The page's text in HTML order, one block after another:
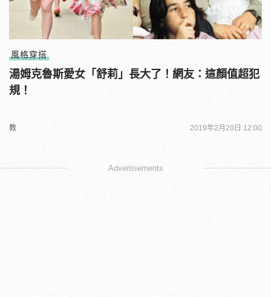
風格穿搭
湯姆克魯斯愛女「舒莉」長大了！網友：這顏值超犯
規！
教 2019年2月20日 12:00
Advertisements